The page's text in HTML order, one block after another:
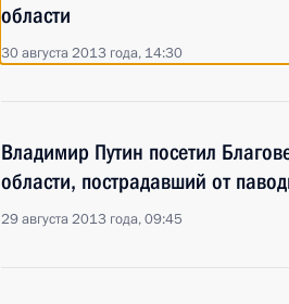
области
30 августа 2013 года, 14:30
Владимир Путин посетил
области, пострадавший от
29 августа 2013 года, 09:45